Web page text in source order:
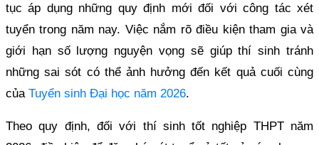
tục áp dụng những quy định mới đối với công tác xét
tuyển trong năm nay. Việc nắm rõ điều kiện tham gia và
giới hạn số lượng nguyện vọng sẽ giúp thí sinh tránh
những sai sót có thể ảnh hưởng đến kết quả cuối cùng
của Tuyển sinh Đại học năm 2026.
Theo quy định, đối với thí sinh tốt nghiệp THPT năm